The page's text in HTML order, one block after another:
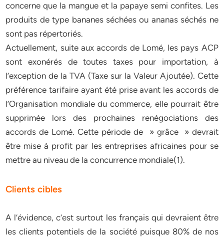
concerne que la mangue et la papaye semi confites. Les
produits de type bananes séchées ou ananas séchés ne
sont pas répertoriés.
Actuellement, suite aux accords de Lomé, les pays ACP
sont exonérés de toutes taxes pour importation, à
l’exception de la TVA (Taxe sur la Valeur Ajoutée). Cette
préférence tarifaire ayant été prise avant les accords de
l’Organisation mondiale du commerce, elle pourrait être
supprimée lors des prochaines renégociations des
accords de Lomé. Cette période de » grâce » devrait
être mise à profit par les entreprises africaines pour se
mettre au niveau de la concurrence mondiale(1).
Clients cibles
A l’évidence, c’est surtout les français qui devraient être
les clients potentiels de la société puisque 80% de nos